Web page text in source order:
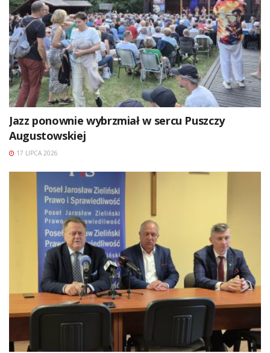
Jazz ponownie wybrzmiał w sercu Puszczy
Augustowskiej
17 LIPCA 2026